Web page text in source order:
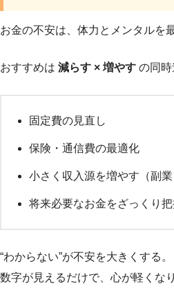
お金の不安は、体力とメンタルを
おすすめは 減らす × 増やす の同時
固定費の見直し
保険・通信費の最適化
小さく収入源を増やす（副業
将来必要なお金をざっくり把
“わからない”が不安を大きくする。
数字が見えるだけで、心が軽くな